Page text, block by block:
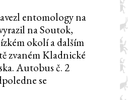
entomology na
na Soutok,
okolí a dalším
zvaném Kladnické
Autobus č. 2
se